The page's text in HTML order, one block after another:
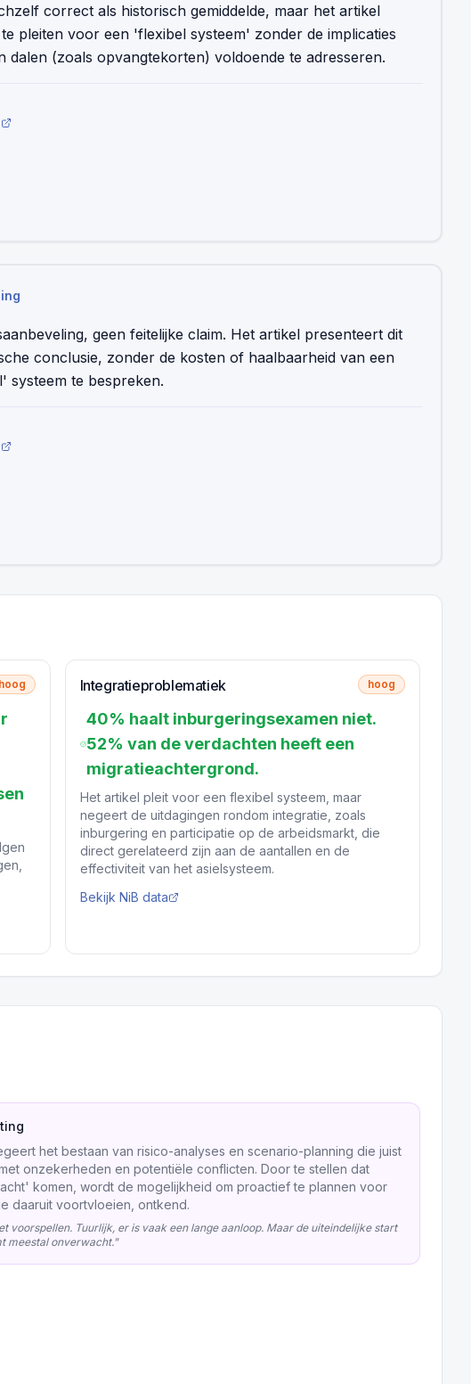
correct als historisch gemiddelde, maar het artikel
pleiten voor een 'flexibel systeem' zonder de implicaties
dalen (zoals opvangtekorten) voldoende te adresseren.
geen feitelijke claim. Het artikel presenteert dit
conclusie, zonder de kosten of haalbaarheid van een
systeem te bespreken.
hoog Integratieproblematiek hoog
40% haalt inburgeringsexamen niet.
52% van de verdachten heeft een
migratieachtergrond.
Het artikel pleit voor een flexibel systeem, maar
negeert de uitdagingen rondom integratie, zoals
inburgering en participatie op de arbeidsmarkt, die
direct gerelateerd zijn aan de aantallen en de
effectiviteit van het asielsysteem.
Bekijk NiB data
het bestaan van risico-analyses en scenario-planning die juist
onzekerheden en potentiële conflicten. Door te stellen dat
komen, wordt de mogelijkheid om proactief te plannen voor
daaruit voortvloeien, ontkend.
voorspellen. Tuurlijk, er is vaak een lange aanloop. Maar de uiteindelijke start
meestal onverwacht."